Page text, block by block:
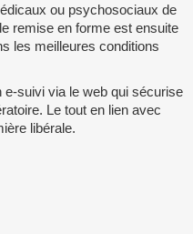
ou psychosociaux de
remise en forme est ensuite
les meilleures conditions
e-suivi via le web qui sécurise
Le tout en lien avec
libérale.